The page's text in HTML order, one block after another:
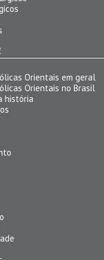
Orientais em geral
Orientais no Brasil
história